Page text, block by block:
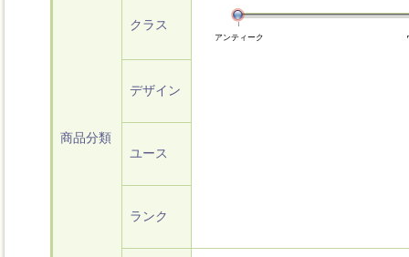
商品分類
クラス
アンティーク
デザイン
ユース
ランク